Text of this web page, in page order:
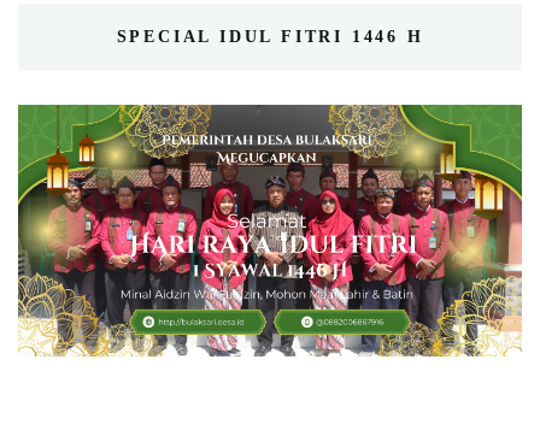
SPECIAL IDUL FITRI 1446 H